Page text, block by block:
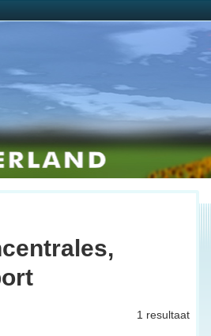
1 resultaat